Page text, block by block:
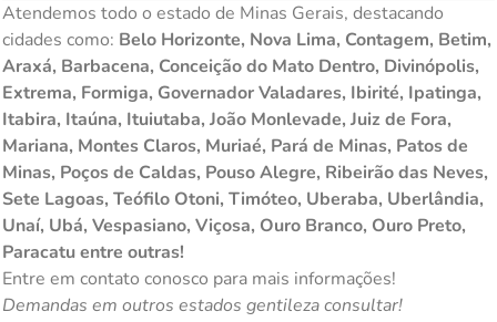
Atendemos todo o estado de Minas Gerais, destacando
cidades como: Belo Horizonte, Nova Lima, Contagem, Betim,
Araxá, Barbacena, Conceição do Mato Dentro, Divinópolis,
Extrema, Formiga, Governador Valadares, Ibirité, Ipatinga,
Itabira, Itaúna, Ituiutaba, João Monlevade, Juiz de Fora,
Mariana, Montes Claros, Muriaé, Pará de Minas, Patos de
Minas, Poços de Caldas, Pouso Alegre, Ribeirão das Neves,
Sete Lagoas, Teófilo Otoni, Timóteo, Uberaba, Uberlândia,
Unaí, Ubá, Vespasiano, Viçosa, Ouro Branco, Ouro Preto,
Paracatu entre outras!
Entre em contato conosco para mais informações!
Demandas em outros estados gentileza consultar!